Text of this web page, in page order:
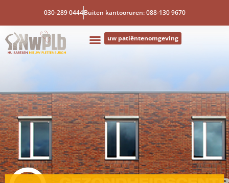
030-289 0444Buiten kantooruren: 088-130 9670
uw patiëntenomgeving